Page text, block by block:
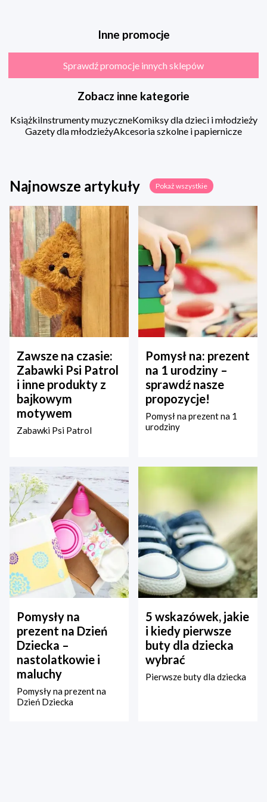
Inne promocje
Sprawdź promocje innych sklepów
Zobacz inne kategorie
KsiążkiInstrumenty muzyczneKomiksy dla dzieci i młodzieży
Gazety dla młodzieżyAkcesoria szkolne i papiernicze
Najnowsze artykuły Pokaż wszystkie
Zawsze na czasie:
Zabawki Psi Patrol
i inne produkty z
bajkowym
motywem
Zabawki Psi Patrol
Pomysł na: prezent
na 1 urodziny –
sprawdź nasze
propozycje!
Pomysł na prezent na 1
urodziny
Pomysły na
prezent na Dzień
Dziecka –
nastolatkowie i
maluchy
Pomysły na prezent na
Dzień Dziecka
5 wskazówek, jakie
i kiedy pierwsze
buty dla dziecka
wybrać
Pierwsze buty dla dziecka